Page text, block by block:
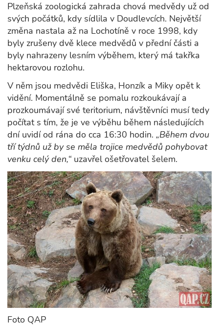
Plzeňská zoologická zahrada chová medvědy už od
svých počátků, kdy sídlila v Doudlevcích. Největší
změna nastala až na Lochotíně v roce 1998, kdy
byly zrušeny dvě klece medvědů v přední části a
byly nahrazeny lesním výběhem, který má takřka
hektarovou rozlohu.
V něm jsou medvědi Eliška, Honzík a Miky opět k
vidění. Momentálně se pomalu rozkoukávají a
prozkoumávají své teritorium, návštěvníci musí tedy
počítat s tím, že je ve výběhu během následujících
dní uvidí od rána do cca 16:30 hodin. „Během dvou
tří týdnů už by se měla trojice medvědů pohybovat
venku celý den,“ uzavřel ošetřovatel šelem.
Foto QAP